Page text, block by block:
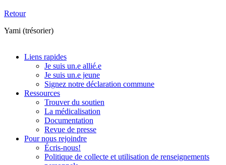
Retour
Yami (trésorier)
Liens rapides
Je suis un.e allié.e
Je suis un.e jeune
Signez notre déclaration commune
Ressources
Trouver du soutien
La médicalisation
Documentation
Revue de presse
Pour nous rejoindre
Écris-nous!
Politique de collecte et utilisation de renseignements